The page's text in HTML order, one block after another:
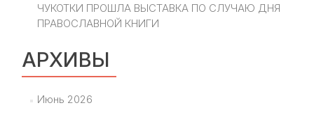
ЧУКОТКИ ПРОШЛА ВЫСТАВКА ПО СЛУЧАЮ ДНЯ
ПРАВОСЛАВНОЙ КНИГИ
АРХИВЫ
Июнь 2026